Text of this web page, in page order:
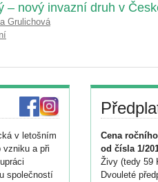
– nový invazní druh v
Grulichová
v letošním
a při
společností
Cena
od čísla 1/
Živy (tedy 59
Dvouleté